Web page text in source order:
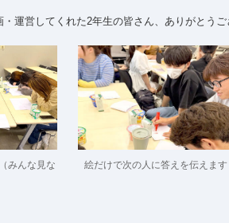
運営してくれた2年生の皆さん、ありがとうご
みんな見な
絵だけで次の人に答えを伝えます